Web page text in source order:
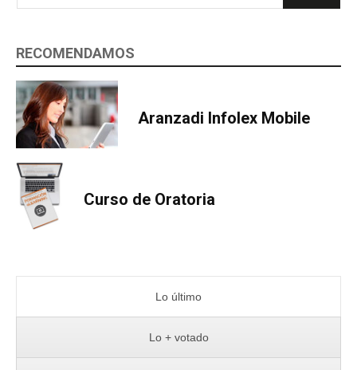
RECOMENDAMOS
Aranzadi Infolex Mobile
Curso de Oratoria
Lo último
Lo + votado